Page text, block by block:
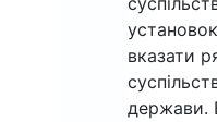
вказати
держави.